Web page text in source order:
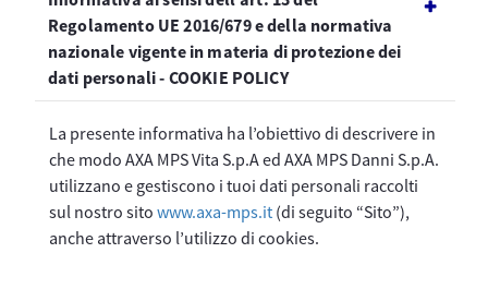
Regolamento UE 2016/679 e della normativa
nazionale vigente in materia di protezione dei
dati personali - COOKIE POLICY
La presente informativa ha l’obiettivo di descrivere in
che modo AXA MPS Vita S.p.A ed AXA MPS Danni S.p.A.
utilizzano e gestiscono i tuoi dati personali raccolti
sul nostro sito www.axa-mps.it (di seguito “Sito”),
anche attraverso l’utilizzo di cookies.